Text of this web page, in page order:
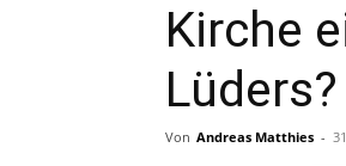
Kirche
Lüders?
Von Andreas Matthies -